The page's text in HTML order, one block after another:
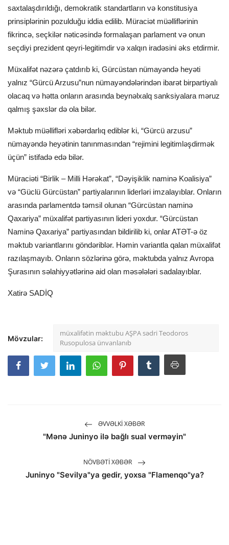
saxtalaşdırıldığı, demokratik standartların və konstitusiya
prinsiplərinin pozulduğu iddia edilib. Müraciət müəlliflərinin
fikrincə, seçkilər nəticəsində formalaşan parlament və onun
seçdiyi prezident qeyri-legitimdir və xalqın iradəsini əks etdirmir.
Müxalifət nəzərə çatdırıb ki, Gürcüstan nümayəndə heyəti
yalnız “Gürcü Arzusu”nun nümayəndələrindən ibarət birpartiyalı
olacaq və hətta onların arasında beynəlxalq sanksiyalara məruz
qalmış şəxslər də ola bilər.
Məktub müəllifləri xəbərdarlıq ediblər ki, “Gürcü arzusu”
nümayəndə heyətinin tanınmasından “rejimini legitimləşdirmək
üçün” istifadə edə bilər.
Müraciəti “Birlik – Milli Hərəkat”, “Dəyişiklik naminə Koalisiya”
və “Güclü Gürcüstan” partiyalarının liderləri imzalayıblar. Onların
arasında parlamentdə təmsil olunan “Gürcüstan naminə
Qaxariya” müxalifət partiyasının lideri yoxdur. “Gürcüstan
Naminə Qaxariya” partiyasından bildirilib ki, onlar ATƏT-ə öz
məktub variantlarını göndəriblər. Həmin variantla qalan müxalifət
razılaşmayıb. Onların sözlərinə görə, məktubda yalnız Avropa
Şurasının səlahiyyətlərinə aid olan məsələləri sadalayıblar.
Xatirə SADİQ
Mövzular:
müxalifətin məktubu AŞPA sədri Teodoros
Rusopulosa ünvanlanıb
ƏVVƏLKI XƏBƏR
"Mənə Juninyo ilə bağlı sual verməyin"
NÖVBƏTI XƏBƏR
Juninyo "Sevilya"ya gedir, yoxsa "Flamenqo"ya?